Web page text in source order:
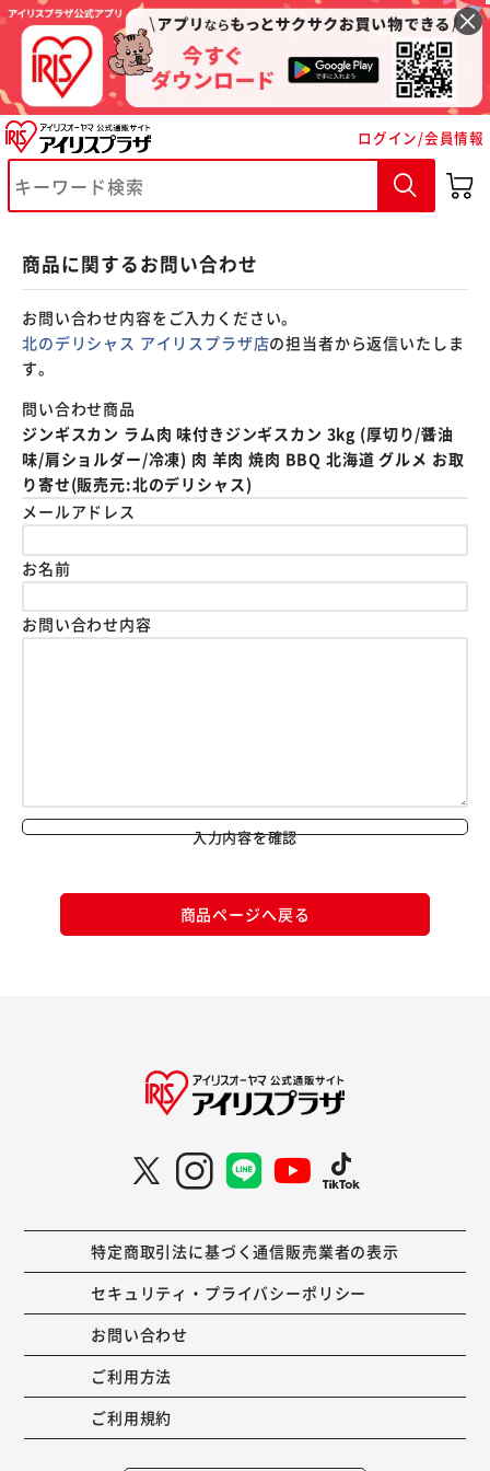
ログイン/会員情報
商品に関するお問い合わせ
お問い合わせ内容をご入力ください。
北のデリシャス アイリスプラザ店の担当者から返信いたしま
す。
問い合わせ商品
ジンギスカン ラム肉 味付きジンギスカン 3kg (厚切り/醤油
味/肩ショルダー/冷凍) 肉 羊肉 焼肉 BBQ 北海道 グルメ お取
り寄せ(販売元:北のデリシャス)
メールアドレス
お名前
お問い合わせ内容
入力内容を確認
商品ページへ戻る
特定商取引法に基づく通信販売業者の表示
セキュリティ・プライバシーポリシー
お問い合わせ
ご利用方法
ご利用規約
※ご確認ください
カートに入れる